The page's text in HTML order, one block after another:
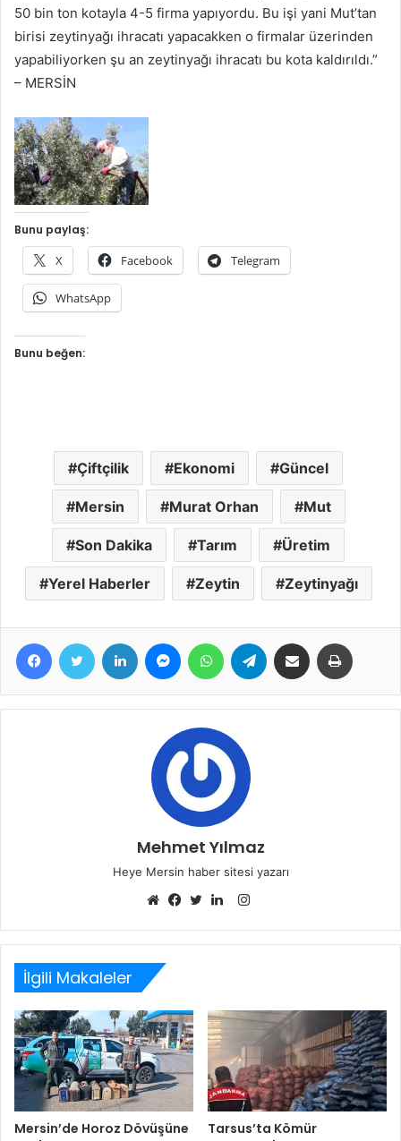
50 bin ton kotayla 4-5 firma yapıyordu. Bu işi yani Mut’tan
birisi zeytinyağı ihracatı yapacakken o firmalar üzerinden
yapabiliyorken şu an zeytinyağı ihracatı bu kota kaldırıldı.”
– MERSİN
Bunu paylaş:
X Facebook Telegram
WhatsApp
Bunu beğen:
Çiftçilik Ekonomi Güncel
Mersin Murat Orhan Mut
Son Dakika Tarım Üretim
Yerel Haberler Zeytin Zeytinyağı
FacebookTwitter LinkedIn MessengerWhatsAppTelegram E-Posta ile paylaş
Mehmet Yılmaz
Heye Mersin haber sitesi yazarı
sitesi
Instagram
İlgili Makaleler
Mersin’de Horoz Dövüşüne
Tarsus’ta Kömür